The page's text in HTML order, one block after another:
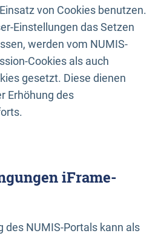
von Cookies benutzen.
Einstellungen das Setzen
werden vom NUMIS-
Cookies als auch
gesetzt. Diese dienen
Erhöhung des
iFrame-
des NUMIS-Portals kann als